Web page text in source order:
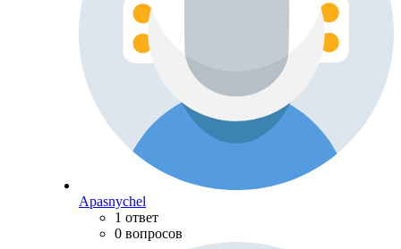
Apasnychel
1 ответ
0 вопросов